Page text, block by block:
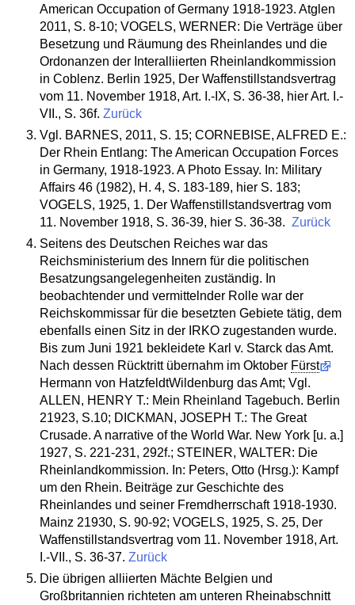
American Occupation of Germany 1918-1923. Atglen
2011, S. 8-10; VOGELS, WERNER: Die Verträge über
Besetzung und Räumung des Rheinlandes und die
Ordonanzen der Interalliierten Rheinlandkommission
in Coblenz. Berlin 1925, Der Waffenstillstandsvertrag
vom 11. November 1918, Art. I.-IX, S. 36-38, hier Art. I.-
VII., S. 36f. Zurück
Vgl. BARNES, 2011, S. 15; CORNEBISE, ALFRED E.:
Der Rhein Entlang: The American Occupation Forces
in Germany, 1918-1923. A Photo Essay. In: Military
Affairs 46 (1982), H. 4, S. 183-189, hier S. 183;
VOGELS, 1925, 1. Der Waffenstillstandsvertrag vom
11. November 1918, S. 36-39, hier S. 36-38. Zurück
Seitens des Deutschen Reiches war das
Reichsministerium des Innern für die politischen
Besatzungsangelegenheiten zuständig. In
beobachtender und vermittelnder Rolle war der
Reichskommissar für die besetzten Gebiete tätig, dem
ebenfalls einen Sitz in der IRKO zugestanden wurde.
Bis zum Juni 1921 bekleidete Karl v. Starck das Amt.
Nach dessen Rücktritt übernahm im Oktober Fürst
Hermann von HatzfeldtWildenburg das Amt; Vgl.
ALLEN, HENRY T.: Mein Rheinland Tagebuch. Berlin
21923, S.10; DICKMAN, JOSEPH T.: The Great
Crusade. A narrative of the World War. New York [u. a.]
1927, S. 221-231, 292f.; STEINER, WALTER: Die
Rheinlandkommission. In: Peters, Otto (Hrsg.): Kampf
um den Rhein. Beiträge zur Geschichte des
Rheinlandes und seiner Fremdherrschaft 1918-1930.
Mainz 21930, S. 90-92; VOGELS, 1925, S. 25, Der
Waffenstillstandsvertrag vom 11. November 1918, Art.
I.-VII., S. 36-37. Zurück
Die übrigen alliierten Mächte Belgien und
Großbritannien richteten am unteren Rheinabschnitt